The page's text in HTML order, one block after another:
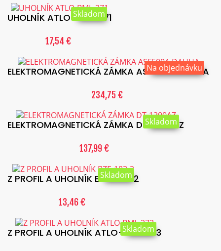
UHOLNÍK ATLO-BML-271
17,54 €
Skladom
ELEKTROMAGNETICKÁ ZÁMKA ASF500A DAHUA
234,75 €
Na objednávku
ELEKTROMAGNETICKÁ ZÁMKA DT-1200AZ
137,99 €
Skladom
Z PROFIL A UHOLNÍK BZE-183-2
13,46 €
Skladom
Z PROFIL A UHOLNÍK ATLO-BML-273
Skladom